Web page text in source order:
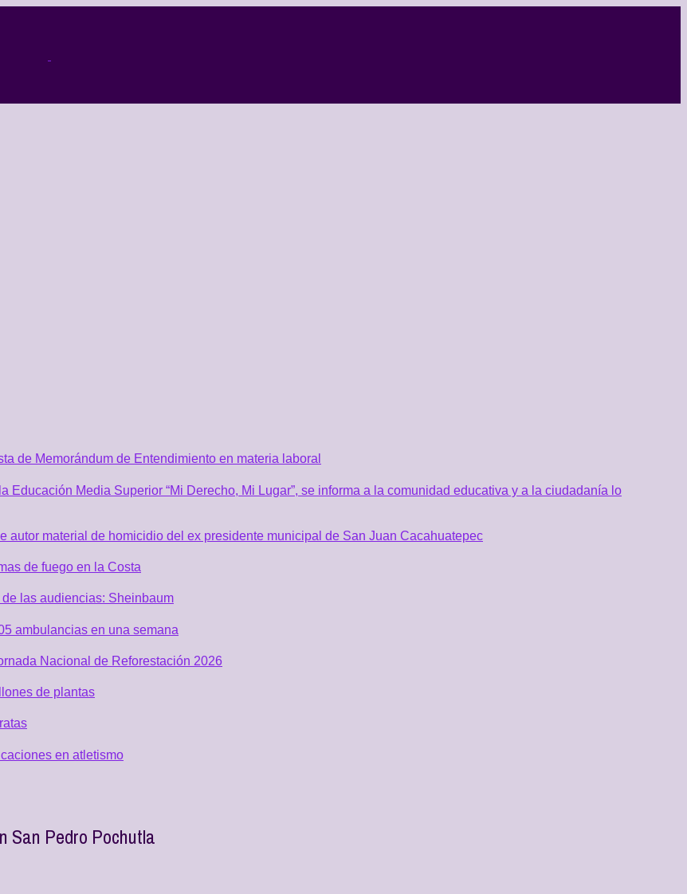
de Memorándum de Entendimiento en materia laboral
Media Superior “Mi Derecho, Mi Lugar”, se informa a la comunidad educativa y a la ciudadanía lo
autor material de homicidio del ex presidente municipal de San Juan Cacahuatepec
de fuego en la Costa
las audiencias: Sheinbaum
ambulancias en una semana
Nacional de Reforestación 2026
de plantas
en atletismo
San Pedro Pochutla